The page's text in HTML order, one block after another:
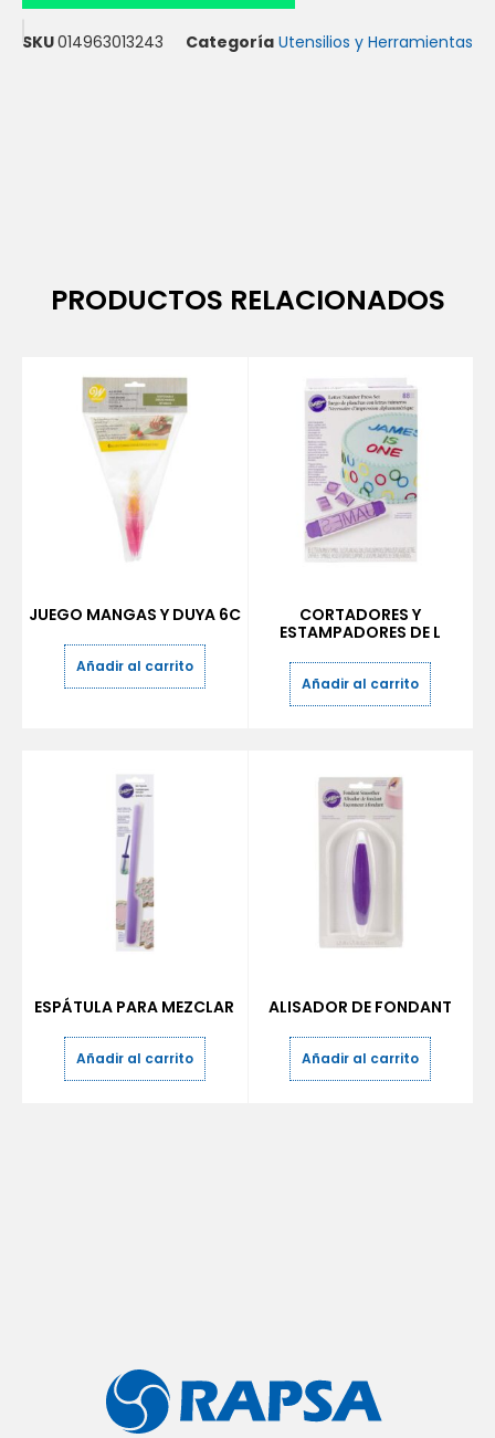
SKU014963013243 Categoría Utensilios y Herramientas
PRODUCTOS RELACIONADOS
JUEGO MANGAS Y DUYA 6C
Añadir al carrito
CORTADORES Y
ESTAMPADORES DE L
Añadir al carrito
ESPÁTULA PARA MEZCLAR
Añadir al carrito
ALISADOR DE FONDANT
Añadir al carrito